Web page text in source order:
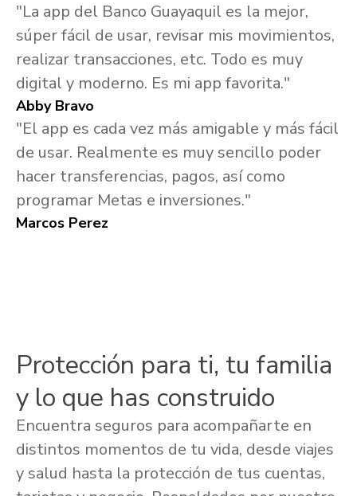
"La app del Banco Guayaquil es la mejor,
súper fácil de usar, revisar mis movimientos,
realizar transacciones, etc. Todo es muy
digital y moderno. Es mi app favorita."
Abby Bravo
"El app es cada vez más amigable y más fácil
de usar. Realmente es muy sencillo poder
hacer transferencias, pagos, así como
programar Metas e inversiones."
Marcos Perez
Protección para ti, tu familia
y lo que has construido
Encuentra seguros para acompañarte en
distintos momentos de tu vida, desde viajes
y salud hasta la protección de tus cuentas,